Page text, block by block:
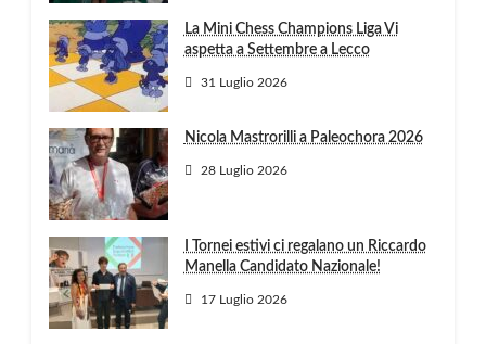
La Mini Chess Champions Liga Vi
aspetta a Settembre a Lecco
31 Luglio 2026
Nicola Mastrorilli a Paleochora 2026
28 Luglio 2026
I Tornei estivi ci regalano un Riccardo
Manella Candidato Nazionale!
17 Luglio 2026